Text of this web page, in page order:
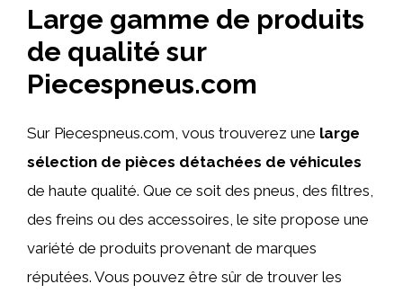
Large gamme de produits
de qualité sur
Piecespneus.com
Sur Piecespneus.com, vous trouverez une large
sélection de pièces détachées de véhicules
de haute qualité. Que ce soit des pneus, des filtres,
des freins ou des accessoires, le site propose une
variété de produits provenant de marques
réputées. Vous pouvez être sûr de trouver les